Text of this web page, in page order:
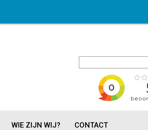
WIE ZIJN WIJ? CONTACT